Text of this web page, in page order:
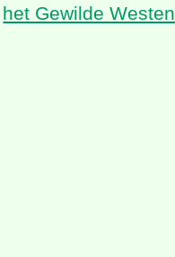
het Gewilde Westen